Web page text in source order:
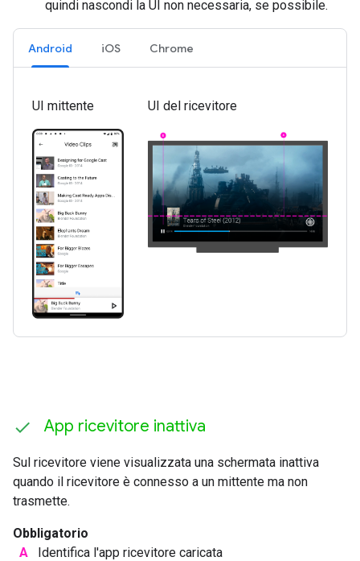
quindi nascondi la UI non necessaria, se possibile.
Android iOS Chrome
UI mittente UI del ricevitore
App ricevitore inattiva
Sul ricevitore viene visualizzata una schermata inattiva
quando il ricevitore è connesso a un mittente ma non
trasmette.
Obbligatorio
A
Identifica l'app ricevitore caricata